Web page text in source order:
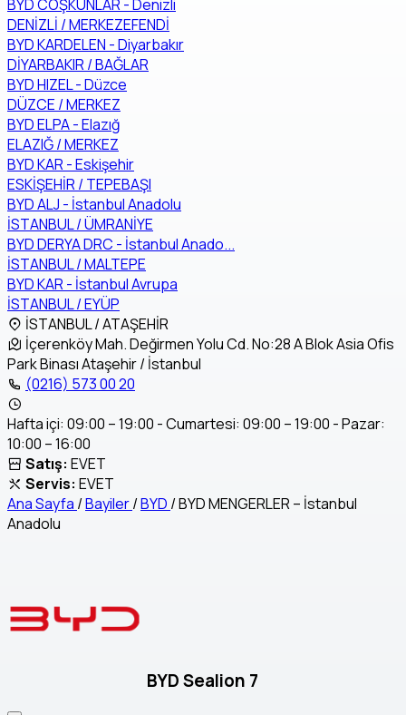
BYD COŞKUNLAR - Denizli
DENİZLİ / MERKEZEFENDİ
BYD KARDELEN - Diyarbakır
DİYARBAKIR / BAĞLAR
BYD HIZEL - Düzce
DÜZCE / MERKEZ
BYD ELPA - Elazığ
ELAZIĞ / MERKEZ
BYD KAR - Eskişehir
ESKİŞEHİR / TEPEBAŞI
BYD ALJ - İstanbul Anadolu
İSTANBUL / ÜMRANİYE
BYD DERYA DRC - İstanbul Anado...
İSTANBUL / MALTEPE
BYD KAR - İstanbul Avrupa
İSTANBUL / EYÜP
İSTANBUL / ATAŞEHİR
İçerenköy Mah. Değirmen Yolu Cd. No:28 A Blok Asia Ofis
Park Binası Ataşehir / İstanbul
(0216) 573 00 20
Hafta içi: 09:00 – 19:00 - Cumartesi: 09:00 – 19:00 - Pazar:
10:00 – 16:00
Satış: EVET
Servis: EVET
Ana Sayfa /Bayiler/BYD /BYD MENGERLER – İstanbul
Anadolu
BYD Sealion 7